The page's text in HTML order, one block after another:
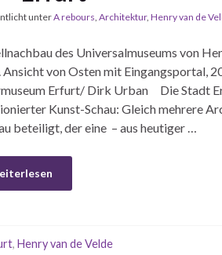
unterA rebours, Architektur, Henry van de
des Universalmuseums von
Ansicht von Osten mit Eingangsportal,
Erfurt/ Dirk Urban Die Stadt
Kunst-Schau: Gleich mehrere
beteiligt, der eine – aus heutiger …
, Henry van de Velde